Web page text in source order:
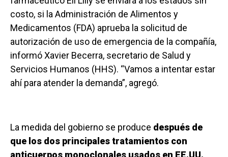
costo, si la Administración de Alimentos y
Medicamentos (FDA) aprueba la solicitud de
autorización de uso de emergencia de la compañía,
informó Xavier Becerra, secretario de Salud y
Servicios Humanos (HHS). “Vamos a intentar estar
ahí para atender la demanda”, agregó.
La medida del gobierno se produce después de
que los dos principales tratamientos con
anticuerpos monoclonales usados en EE.UU.